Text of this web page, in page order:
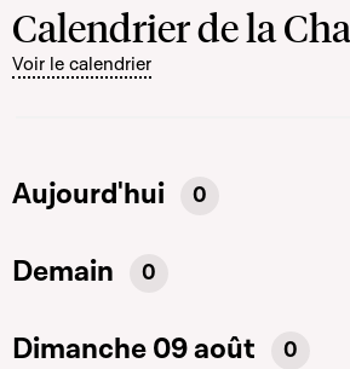
Calendrier de la
Voir le calendrier
Aujourd'hui 0
Demain 0
Dimanche 09 août 0